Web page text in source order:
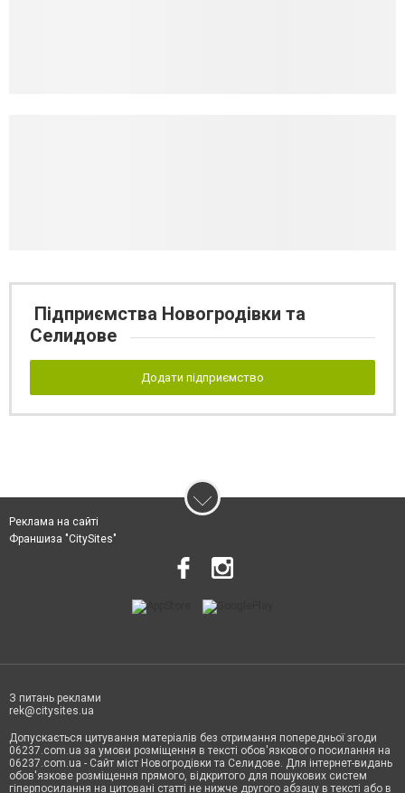
Підприємства Новогродівки та
Селидове
Додати підприємство
Реклама на сайті
Франшиза "CitySites"
З питань реклами
rek@citysites.ua
Допускається цитування матеріалів без отримання попередньої згоди
06237.com.ua за умови розміщення в тексті обов'язкового посилання на
06237.com.ua - Сайт міст Новогродівки та Селидове. Для інтернет-видань
обов'язкове розміщення прямого, відкритого для пошукових систем
гіперпосилання на цитовані статті не нижче другого абзацу в тексті або в